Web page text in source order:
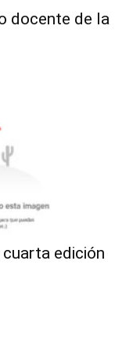
docente de la
edición